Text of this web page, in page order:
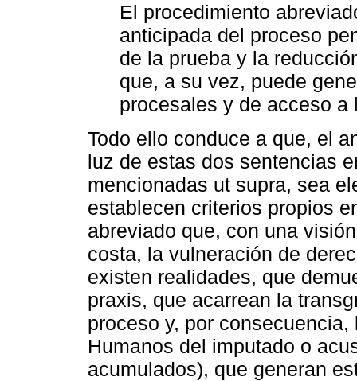
El procedimiento
anticipada del proceso
de la prueba y la
que, a su vez, puede
procesales y de acceso a
Todo ello conduce a que, el
luz de estas dos sentencias
mencionadas ut supra, sea
establecen criterios propios
abreviado que, con una
costa, la vulneración de
existen realidades, que
praxis, que acarrean la
proceso y, por
Humanos del imputado o
acumulados), que generan